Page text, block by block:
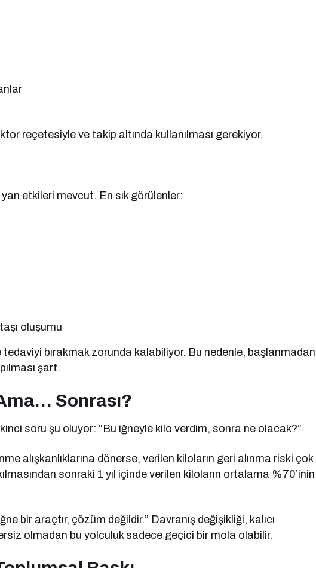
reçetesiyle ve takip altında kullanılması gerekiyor.
etkileri mevcut. En sık görülenler:
oluşumu
bırakmak zorunda kalabiliyor. Bu nedenle, başlanmadan
şart.
Sonrası?
soru şu oluyor: “Bu iğneyle kilo verdim, sonra ne olacak?”
alışkanlıklarına dönerse, verilen kiloların geri alınma riski çok
sonraki 1 yıl içinde verilen kiloların ortalama %70’inin
bir araçtır, çözüm değildir.” Davranış değişikliği, kalıcı
olmadan bu yolculuk sadece geçici bir mola olabilir.